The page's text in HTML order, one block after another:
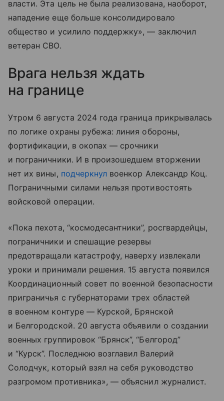
власти. Эта цель не была реализована, наоборот,
нападение еще больше консолидировало
общество и усилило поддержку», — заключил
ветеран СВО.
Врага нельзя ждать
на границе
Утром 6 августа 2024 года граница прикрывалась
по логике охраны рубежа: линия обороны,
фортификации, в окопах — срочники
и пограничники. И в произошедшем вторжении
нет их вины, подчеркнул военкор Александр Коц.
Пограничными силами нельзя противостоять
войсковой операции.
«Пока пехота, “космодесантники”, росгвардейцы,
пограничники и спешащие резервы
предотвращали катастрофу, наверху извлекали
уроки и принимали решения. 15 августа появился
Координационный совет по военной безопасности
приграничья с губернаторами трех областей
в военном контуре — Курской, Брянской
и Белгородской. 20 августа объявили о создании
военных группировок “Брянск”, “Белгород”
и “Курск”. Последнюю возглавил Валерий
Солодчук, который взял на себя руководство
разгромом противника», — объяснил журналист.